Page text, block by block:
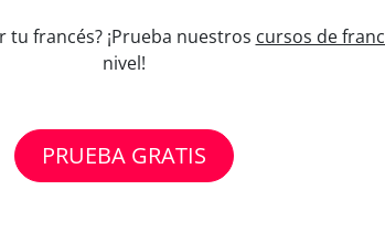
francés? ¡Prueba nuestros cursos de
nivel!
PRUEBA GRATIS